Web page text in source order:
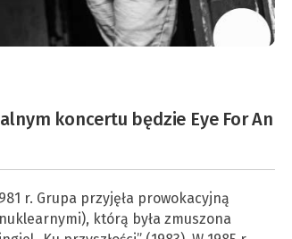
koncertu będzie Eye For An
r. Grupa przyjęła prowokacyjną
którą była zmuszona